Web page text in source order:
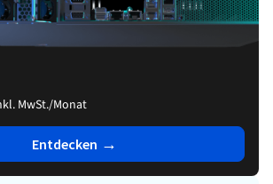
MwSt./Monat
Entdecken →